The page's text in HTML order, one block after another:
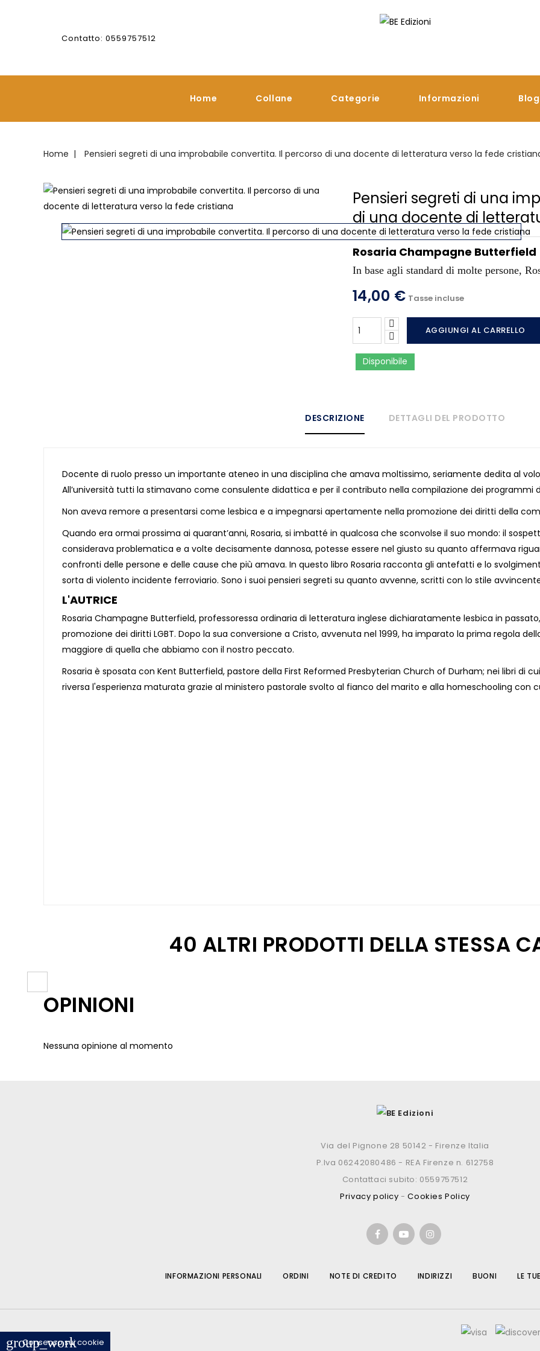
Contatto: 0559757512
Home Collane Categorie Informazioni Blog
Home Pensieri segreti di una improbabile convertita. Il percorso di una docente di letteratura verso la fede
Pensieri segreti di una
di una docente di
Rosaria Champagne Butterfield
In base agli standard di molte persone,
14,00 € Tasse incluse
AGGIUNGI AL CARRELLO
Disponibile
DESCRIZIONE DETTAGLI DEL PRODOTTO
Docente di ruolo presso un importante ateneo in una disciplina che amava moltissimo, seriamente dedita al
All’università tutti la stimavano come consulente didattica e per il contributo nella compilazione dei programmi
Non aveva remore a presentarsi come lesbica e a impegnarsi apertamente nella promozione dei diritti della
Quando era ormai prossima ai quarant’anni, Rosaria, si imbatté in qualcosa che sconvolse il suo mondo: il
considerava problematica e a volte decisamente dannosa, potesse essere nel giusto su quanto affermava
confronti delle persone e delle cause che più amava. In questo libro Rosaria racconta gli antefatti e lo
sorta di violento incidente ferroviario. Sono i suoi pensieri segreti su quanto avvenne, scritti con lo stile
L'AUTRICE
Rosaria Champagne Butterfield, professoressa ordinaria di letteratura inglese dichiaratamente lesbica in
promozione dei diritti LGBT. Dopo la sua conversione a Cristo, avvenuta nel 1999, ha imparato la prima regola
maggiore di quella che abbiamo con il nostro peccato.
Rosaria è sposata con Kent Butterfield, pastore della First Reformed Presbyterian Church of Durham; nei libri di
riversa l'esperienza maturata grazie al ministero pastorale svolto al fianco del marito e alla homeschooling con
40 ALTRI PRODOTTI DELLA STESSA
OPINIONI
Nessuna opinione al momento
Via del Pignone 28 50142 - Firenze Italia
P.Iva 06242080486 - REA Firenze n. 612758
Contattaci subito: 0559757512
Privacy policy -Cookies Policy
INFORMAZIONI PERSONALI ORDINI NOTE DI CREDITO INDIRIZZI BUONI LE
group_work
Consenso sui cookie